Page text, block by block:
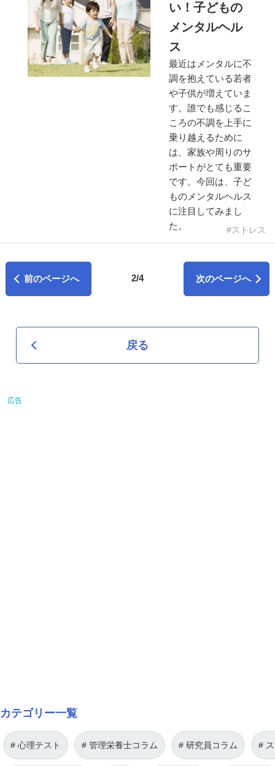
い！子どもの
メンタルヘル
ス
最近はメンタルに不
調を抱えている若者
や子供が増えていま
す。誰でも感じるこ
ころの不調を上手に
乗り越えるために
は、家族や周りのサ
ポートがとても重要
です。今回は、子ど
ものメンタルヘルス
に注目してみまし
た。
ストレス
前のページへ 2/4 次のページへ
戻る
カテゴリー一覧
心理テスト 管理栄養士コラム 研究員コラム